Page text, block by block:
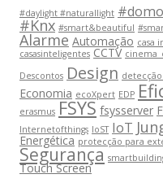
#daylight #naturallight
#Knx #smart&beautiful
Alarme Automação casa
casasinteligentes CCTV
Descontos Design
Economia ecoXpert EDP
erasmus FSYS fsysserver
Internetofthings IoST IoT
Energética protecção para
Segurança
Touch Screen